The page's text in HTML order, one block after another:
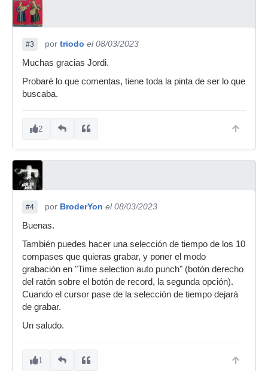
#3 por triodo el 08/03/2023
Muchas gracias Jordi.
Probaré lo que comentas, tiene toda la pinta de ser lo que
buscaba.
2
#4 por BroderYon el 08/03/2023
Buenas.
También puedes hacer una selección de tiempo de los 10
compases que quieras grabar, y poner el modo
grabación en "Time selection auto punch" (botón derecho
del ratón sobre el botón de record, la segunda opción).
Cuando el cursor pase de la selección de tiempo dejará
de grabar.
Un saludo.
1